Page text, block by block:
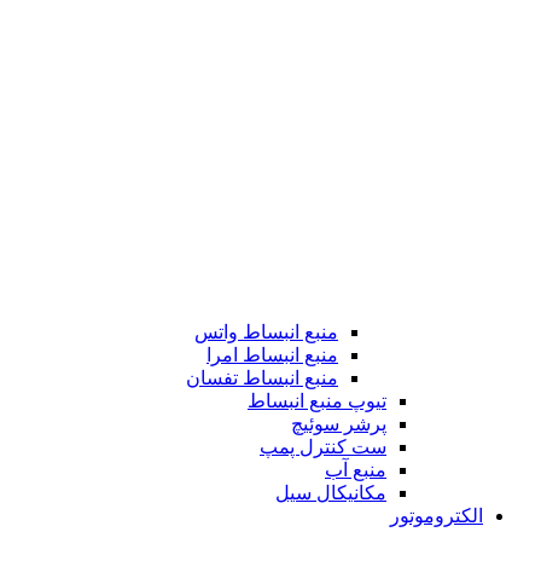
منبع انبساط واتس
منبع انبساط امرا
منبع انبساط تفسان
تیوپ منبع انبساط
پرشر سوئیچ
ست کنترل پمپ
منبع آب
مکانیکال سیل
الکتروموتور